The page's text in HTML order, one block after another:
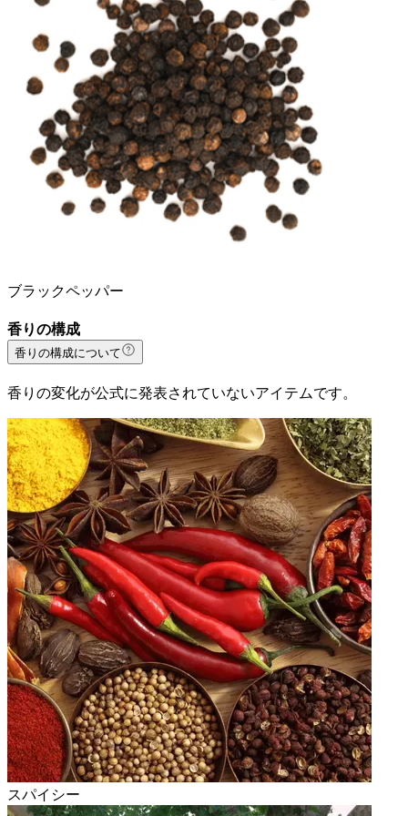
ブラックペッパー
香りの構成
香りの構成について
香りの変化が公式に発表されていないアイテムです。
スパイシー